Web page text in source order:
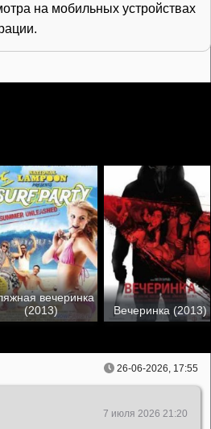
на мобильных устройствах
вечеринка
(2013)
Вечеринка (2013)
26-06-2026, 17:55
7 июля 2026 21:20